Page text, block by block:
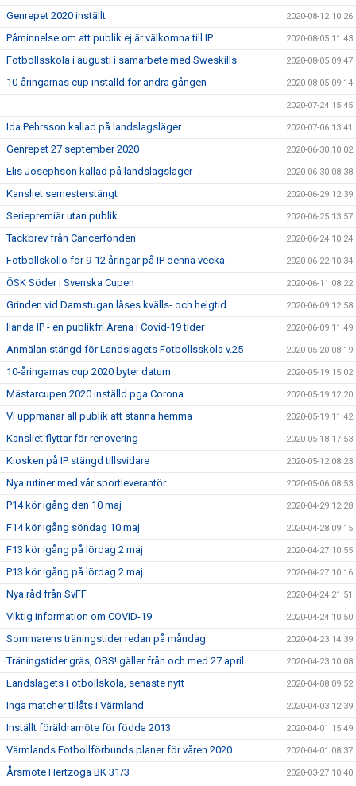
Genrepet 2020 inställt 2020-08-12 10:26
Påminnelse om att publik ej är välkomna till IP 2020-08-05 11:43
Fotbollsskola i augusti i samarbete med Sweskills 2020-08-05 09:47
10-åringarnas cup inställd för andra gången 2020-08-05 09:14
2020-07-24 15:45
Ida Pehrsson kallad på landslagsläger 2020-07-06 13:41
Genrepet 27 september 2020 2020-06-30 10:02
Elis Josephson kallad på landslagsläger 2020-06-30 08:38
Kansliet semesterstängt 2020-06-29 12:39
Seriepremiär utan publik 2020-06-25 13:57
Tackbrev från Cancerfonden 2020-06-24 10:24
Fotbollskollo för 9-12 åringar på IP denna vecka 2020-06-22 10:34
ÖSK Söder i Svenska Cupen 2020-06-11 08:22
Grinden vid Damstugan låses kvälls- och helgtid 2020-06-09 12:58
Ilanda IP - en publikfri Arena i Covid-19 tider 2020-06-09 11:49
Anmälan stängd för Landslagets Fotbollsskola v.25 2020-05-20 08:19
10-åringarnas cup 2020 byter datum 2020-05-19 15:02
Mästarcupen 2020 inställd pga Corona 2020-05-19 12:20
Vi uppmanar all publik att stanna hemma 2020-05-19 11:42
Kansliet flyttar för renovering 2020-05-18 17:53
Kiosken på IP stängd tillsvidare 2020-05-12 08:23
Nya rutiner med vår sportleverantör 2020-05-06 08:53
P14 kör igång den 10 maj 2020-04-29 12:28
F14 kör igång söndag 10 maj 2020-04-28 09:15
F13 kör igång på lördag 2 maj 2020-04-27 10:55
P13 kör igång på lördag 2 maj 2020-04-27 10:16
Nya råd från SvFF 2020-04-24 21:51
Viktig information om COVID-19 2020-04-24 10:50
Sommarens träningstider redan på måndag 2020-04-23 14:39
Träningstider gräs, OBS! gäller från och med 27 april 2020-04-23 10:08
Landslagets Fotbollskola, senaste nytt 2020-04-08 09:52
Inga matcher tillåts i Värmland 2020-04-03 12:39
Inställt föräldramöte för födda 2013 2020-04-01 15:49
Värmlands Fotbollförbunds planer för våren 2020 2020-04-01 08:37
Årsmöte Hertzöga BK 31/3 2020-03-27 10:40